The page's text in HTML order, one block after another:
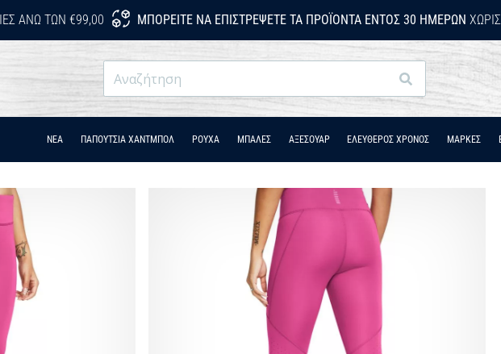
ΆΝΩ ΤΩΝ €99,00 ΜΠΟΡΕΊΤΕ ΝΑ ΕΠΙΣΤΡΈΨΕΤΕ ΤΑ ΠΡΟΪΌΝΤΑ ΕΝΤΌΣ 30 ΗΜΕΡΏΝ
Αναζήτηση
ΝΕΑ ΠΑΠΟΎΤΣΙΑ ΧΆΝΤΜΠΟΛ ΡΟΎΧΑ ΜΠΑΛΕΣ ΑΞΕΣΟΥΑΡ ΕΛΕΥΘΕΡΟΣ ΧΡΟΝΟΣ ΜΑΡΚΕΣ